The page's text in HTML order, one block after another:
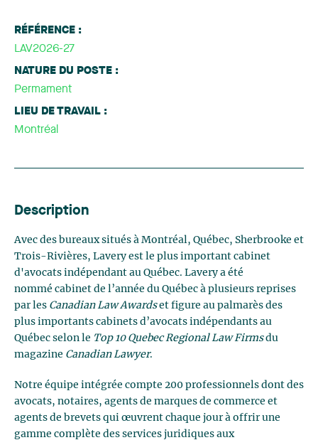
RÉFÉRENCE :
LAV2026-27
NATURE DU POSTE :
Permament
LIEU DE TRAVAIL :
Montréal
Description
Avec des bureaux situés à Montréal, Québec, Sherbrooke et
Trois-Rivières, Lavery est le plus important cabinet
d'avocats indépendant au Québec. Lavery a été
nommé cabinet de l’année du Québec à plusieurs reprises
par les Canadian Law Awardset figure au palmarès des
plus importants cabinets d’avocats indépendants au
Québec selon le Top 10 Quebec Regional Law Firmsdu
magazine Canadian Lawyer.
Notre équipe intégrée compte 200 professionnels dont des
avocats, notaires, agents de marques de commerce et
agents de brevets qui œuvrent chaque jour à offrir une
gamme complète des services juridiques aux